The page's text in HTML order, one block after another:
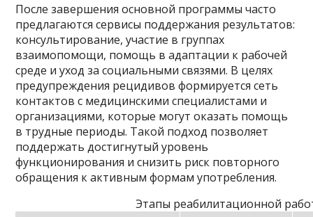
После завершения основной программы часто
предлагаются сервисы поддержания результатов:
консультирование, участие в группах
взаимопомощи, помощь в адаптации к рабочей
среде и уход за социальными связями. В целях
предупреждения рецидивов формируется сеть
контактов с медицинскими специалистами и
организациями, которые могут оказать помощь
в трудные периоды. Такой подход позволяет
поддержать достигнутый уровень
функционирования и снизить риск повторного
обращения к активным формам употребления.
Этапы реабилитационной